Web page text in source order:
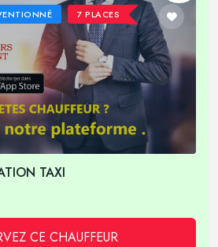
7 PLACES
TAXI
CE CHAUFFEUR